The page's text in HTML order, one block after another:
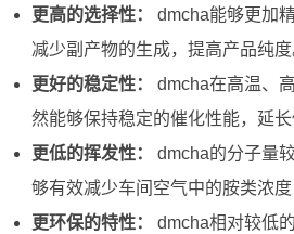
更高的选择性：
dmcha能够更加
减少副产物的生成，提高产品纯度
更好的稳定性：
dmcha在高温、
然能够保持稳定的催化性能，延长
更低的挥发性：
dmcha的分子量
够有效减少车间空气中的胺类浓度
更环保的特性：
dmcha相对较低